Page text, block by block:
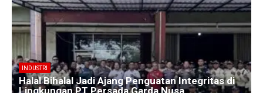
BERITA
Kawasan Industri Cikarang Kembali Padat,
Produksi dan Logistik Beroperasi Penuh”